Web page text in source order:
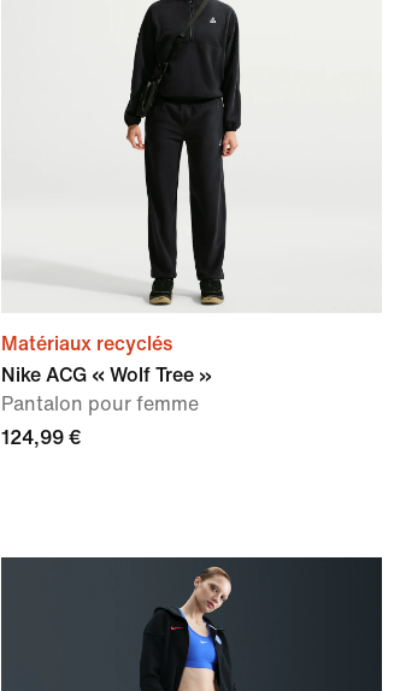
Matériaux recyclés
Nike ACG « Wolf Tree »
Pantalon pour femme
124,99 €